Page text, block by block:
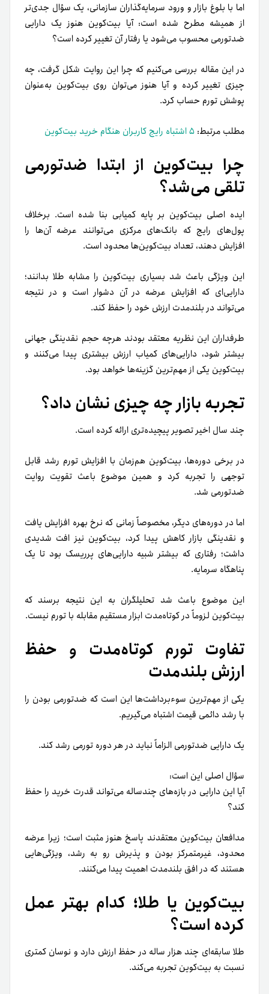
اما با بلوغ بازار و ورود سرمایه‌گذاران سازمانی، یک سؤال جدی‌تر
از همیشه مطرح شده است: آیا بیت‌کوین هنوز یک دارایی
ضدتورمی محسوب می‌شود یا رفتار آن تغییر کرده است؟
در این مقاله بررسی می‌کنیم که چرا این روایت شکل گرفت، چه
چیزی تغییر کرده و آیا هنوز می‌توان روی بیت‌کوین به‌عنوان
پوشش تورم حساب کرد.
مطلب مرتبط: ۵ اشتباه رایج کاربران هنگام خرید بیت‌کوین
چرا بیت‌کوین از ابتدا ضدتورمی
تلقی می‌شد؟
ایده اصلی بیت‌کوین بر پایه کمیابی بنا شده است. برخلاف
پول‌های رایج که بانک‌های مرکزی می‌توانند عرضه آن‌ها را
افزایش دهند، تعداد بیت‌کوین‌ها محدود است.
این ویژگی باعث شد بسیاری بیت‌کوین را مشابه طلا بدانند؛
دارایی‌ای که افزایش عرضه در آن دشوار است و در نتیجه
می‌تواند در بلندمدت ارزش خود را حفظ کند.
طرفداران این نظریه معتقد بودند هرچه حجم نقدینگی جهانی
بیشتر شود، دارایی‌های کمیاب ارزش بیشتری پیدا می‌کنند و
بیت‌کوین یکی از مهم‌ترین گزینه‌ها خواهد بود.
تجربه بازار چه چیزی نشان داد؟
چند سال اخیر تصویر پیچیده‌تری ارائه کرده است.
در برخی دوره‌ها، بیت‌کوین هم‌زمان با افزایش تورم رشد قابل
توجهی را تجربه کرد و همین موضوع باعث تقویت روایت
ضدتورمی شد.
اما در دوره‌های دیگر، مخصوصاً زمانی که نرخ بهره افزایش یافت
و نقدینگی بازار کاهش پیدا کرد، بیت‌کوین نیز افت شدیدی
داشت؛ رفتاری که بیشتر شبیه دارایی‌های پرریسک بود تا یک
پناهگاه سرمایه.
این موضوع باعث شد تحلیلگران به این نتیجه برسند که
بیت‌کوین لزوماً در کوتاه‌مدت ابزار مستقیم مقابله با تورم نیست.
تفاوت تورم کوتاه‌مدت و حفظ
ارزش بلندمدت
یکی از مهم‌ترین سوءبرداشت‌ها این است که ضدتورمی بودن را
با رشد دائمی قیمت اشتباه می‌گیریم.
یک دارایی ضدتورمی الزاماً نباید در هر دوره تورمی رشد کند.
سؤال اصلی این است:
آیا این دارایی در بازه‌های چندساله می‌تواند قدرت خرید را حفظ
کند؟
مدافعان بیت‌کوین معتقدند پاسخ هنوز مثبت است؛ زیرا عرضه
محدود، غیرمتمرکز بودن و پذیرش رو به رشد، ویژگی‌هایی
هستند که در افق بلندمدت اهمیت پیدا می‌کنند.
بیت‌کوین یا طلا؛ کدام بهتر عمل
کرده است؟
طلا سابقه‌ای چند هزار ساله در حفظ ارزش دارد و نوسان کمتری
نسبت به بیت‌کوین تجربه می‌کند.